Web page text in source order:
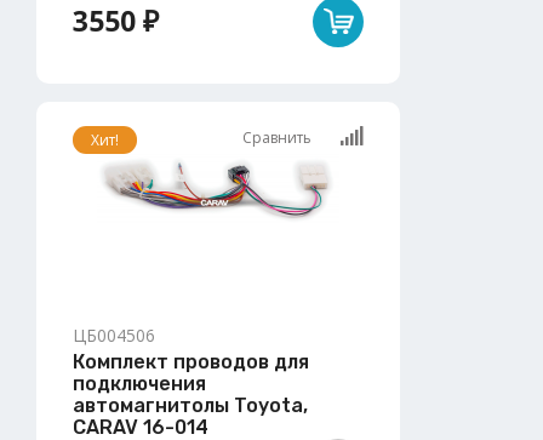
3550 ₽
Хит! Сравнить
ЦБ004506
Комплект проводов для
подключения
автомагнитолы Toyota,
CARAV 16-014